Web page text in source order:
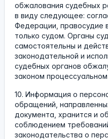
обжалования судебных
в виду следующее:
Федерации, правосудие
только судом. Органы
самостоятельны и
законодательной и
судебных органов
законом
10. Информация о
обращений,
документа, хранится и
соблюдением
законодательства о